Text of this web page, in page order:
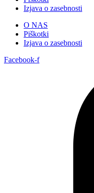
Izjava o zasebnosti
O NAS
Piškotki
Izjava o zasebnosti
Facebook-f